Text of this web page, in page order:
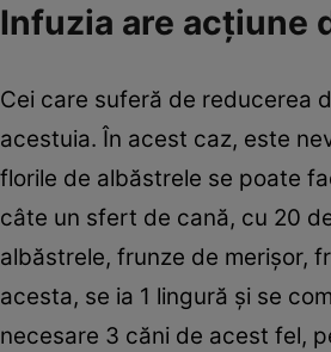
Infuzia are acţiune
Cei care suferă de reducerea
acestuia. În acest caz, este
florile de albăstrele se poate
câte un sfert de cană, cu 20
albăstrele, frunze de merişor,
acesta, se ia 1 lingură şi se
necesare 3 căni de acest fel,